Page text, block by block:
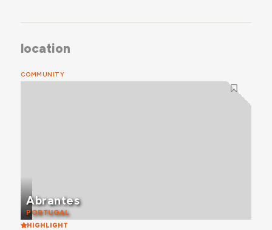
location
COMMUNITY
Abrantes
PORTUGAL
HIGHLIGHT